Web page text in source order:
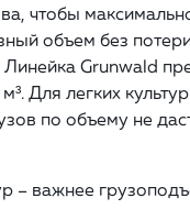
чтобы
объем без
Grunwald
Для легких
по объему не
– важнее